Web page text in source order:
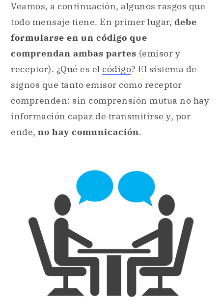
Veamos, a continuación, algunos rasgos que
todo mensaje tiene. En primer lugar, debe
formularse en un código que
comprendan ambas partes (emisor y
receptor). ¿Qué es el código? El sistema de
signos que tanto emisor como receptor
comprenden: sin comprensión mutua no hay
información capaz de transmitirse y, por
ende, no hay comunicación.